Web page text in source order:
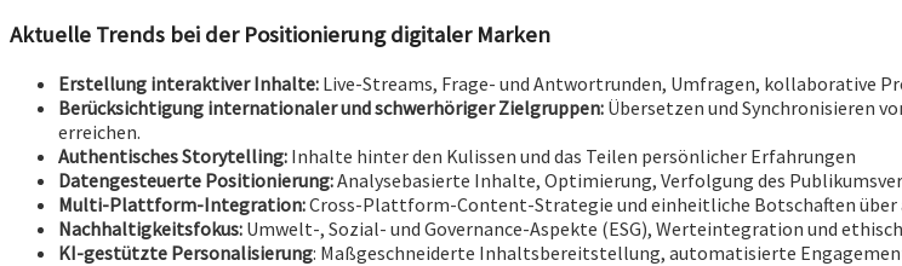
Aktuelle Trends bei der Positionierung digitaler Marken
Erstellung interaktiver Inhalte: Live-Streams, Frage- und Antwortrunden, Umfragen, kollaborative
Berücksichtigung internationaler und schwerhöriger Zielgruppen: Übersetzen und Synchronisieren
erreichen.
Authentisches Storytelling: Inhalte hinter den Kulissen und das Teilen persönlicher Erfahrungen
Datengesteuerte Positionierung:Analysebasierte Inhalte, Optimierung, Verfolgung des
Multi-Plattform-Integration:Cross-Plattform-Content-Strategie und einheitliche Botschaften über
Nachhaltigkeitsfokus: Umwelt-, Sozial- und Governance-Aspekte (ESG), Werteintegration und
KI-gestützte Personalisierung: Maßgeschneiderte Inhaltsbereitstellung, automatisierte